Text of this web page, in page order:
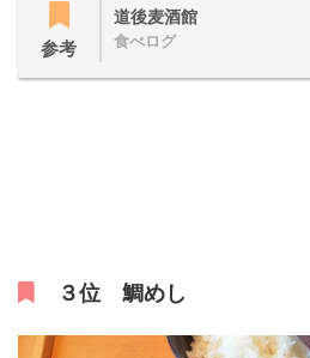
参考
道後麦酒館
食べログ
３位 鯛めし